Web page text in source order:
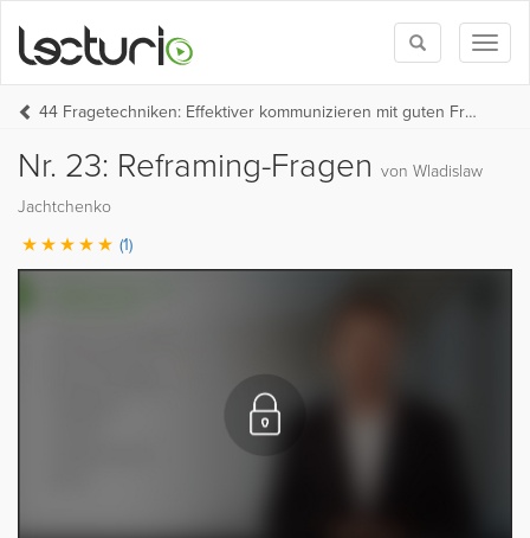
Toggle
search
44 Fragetechniken: Effektiver kommunizieren mit guten Fragen
Nr. 23: Reframing-Fragen von Wladislaw
Jachtchenko
(1)